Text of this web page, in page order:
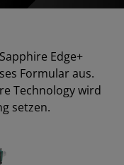
Edge+
Formular aus.
Technology wird
setzen.